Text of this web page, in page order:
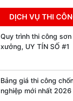
DỊCH VỤ THI
Quy trình thi công
xưởng, UY TÍN SỐ #1
Bảng giá thi công
nghiệp mới nhất 2026